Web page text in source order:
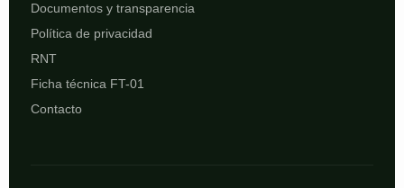
Documentos y transparencia
Política de privacidad
RNT
Ficha técnica FT-01
Contacto